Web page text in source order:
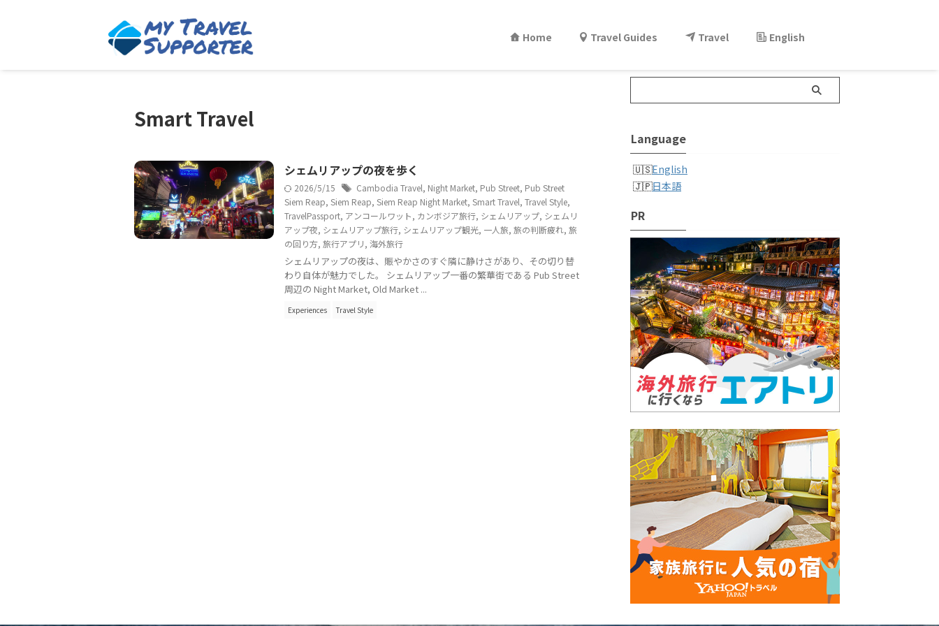
Home Travel Guides Travel English
Smart Travel
シェムリアップの夜を歩く
2026/5/15 Cambodia Travel, Night Market, Pub Street, Pub Street
Siem Reap, Siem Reap, Siem Reap Night Market, Smart Travel, Travel Style,
TravelPassport, アンコールワット, カンボジア旅行, シェムリアップ, シェムリ
アップ夜, シェムリアップ旅行, シェムリアップ観光, 一人旅, 旅の判断疲れ, 旅
の回り方, 旅行アプリ, 海外旅行
シェムリアップの夜は、賑やかさのすぐ隣に静けさがあり、その切り替
わり自体が魅力でした。 シェムリアップ一番の繁華街である Pub Street
周辺の Night Market, Old Market ...
Experiences Travel Style
Language
English
日本語
PR